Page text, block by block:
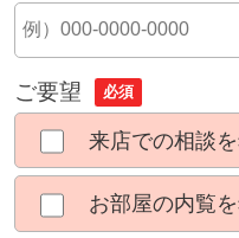
ご要望 必須
来店での相談
お部屋の内覧